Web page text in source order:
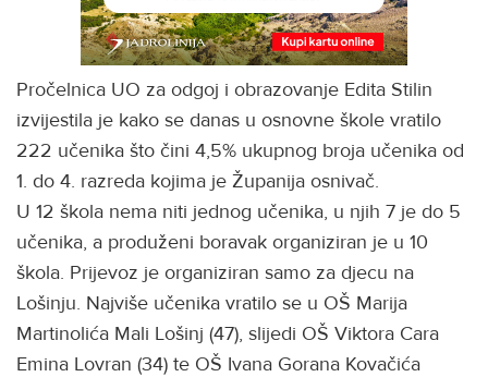
Pročelnica UO za odgoj i obrazovanje Edita Stilin
izvijestila je kako se danas u osnovne škole vratilo
222 učenika što čini 4,5% ukupnog broja učenika od
1. do 4. razreda kojima je Županija osnivač.
U 12 škola nema niti jednog učenika, u njih 7 je do 5
učenika, a produženi boravak organiziran je u 10
škola. Prijevoz je organiziran samo za djecu na
Lošinju. Najviše učenika vratilo se u OŠ Marija
Martinolića Mali Lošinj (47), slijedi OŠ Viktora Cara
Emina Lovran (34) te OŠ Ivana Gorana Kovačića